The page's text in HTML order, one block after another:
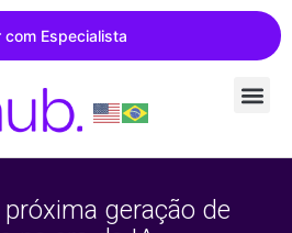
com Especialista
geração de